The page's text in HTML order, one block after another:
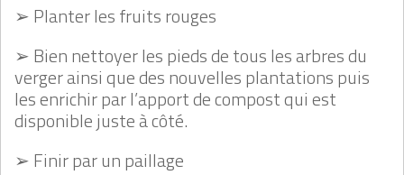
➢ Planter les fruits rouges
➢ Bien nettoyer les pieds de tous les arbres du
verger ainsi que des nouvelles plantations puis
les enrichir par l’apport de compost qui est
disponible juste à côté.
➢ Finir par un paillage